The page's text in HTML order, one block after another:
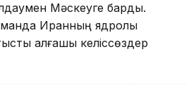
Мәскеуге барды.
Иранның ядролық
алғашқы келіссөздер